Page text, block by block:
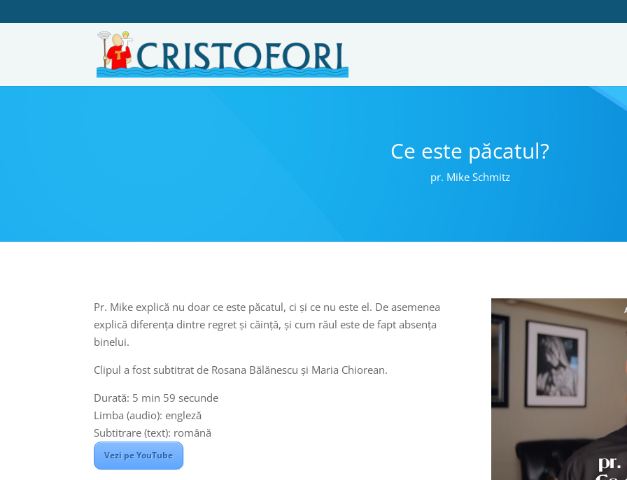
Ce este păcatul?
pr. Mike Schmitz
Pr. Mike explică nu doar ce este păcatul, ci și ce nu este el. De asemenea
explică diferenţa dintre regret şi căinţă, și cum răul este de fapt absența
binelui.
Clipul a fost subtitrat de Rosana Bălănescu și Maria Chiorean.
Durată: 5 min 59 secunde
Limba (audio): engleză
Subtitrare (text): română
Vezi pe YouTube